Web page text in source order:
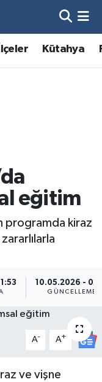
İlçeler Kütahya
eğitim
programda kiraz
10.05.2026 -
GÜNCELLEME
A- A+
ve vişne